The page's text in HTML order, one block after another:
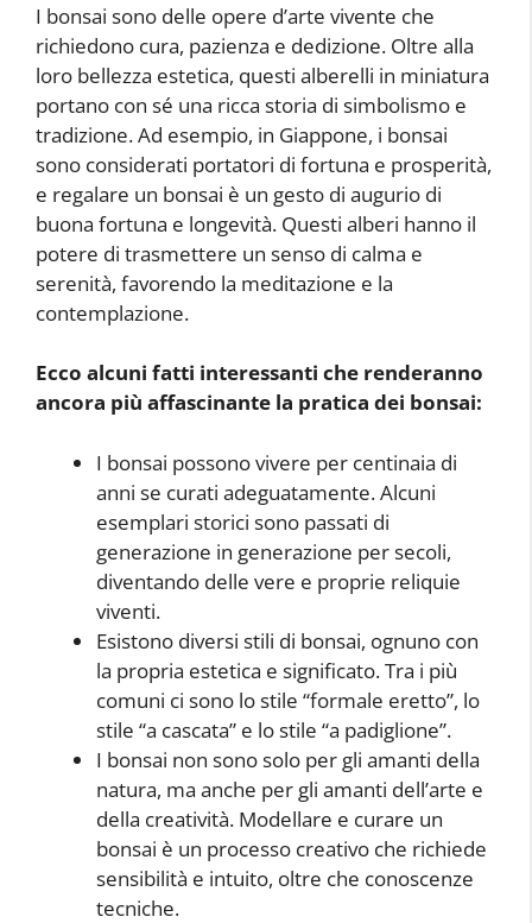
I bonsai sono delle opere d’arte vivente che
richiedono cura, pazienza e dedizione. Oltre alla
loro bellezza estetica, questi alberelli in miniatura
portano con sé una ricca storia di simbolismo e
tradizione. Ad esempio, in Giappone, i bonsai
sono considerati portatori di fortuna e prosperità,
e regalare un bonsai è un gesto di augurio di
buona fortuna e longevità. Questi alberi hanno il
potere di trasmettere un senso di calma e
serenità, favorendo la meditazione e la
contemplazione.
Ecco alcuni fatti interessanti che renderanno
ancora più affascinante la pratica dei bonsai:
I bonsai possono vivere per centinaia di
anni se curati adeguatamente. Alcuni
esemplari storici sono passati di
generazione in generazione per secoli,
diventando delle vere e proprie reliquie
viventi.
Esistono diversi stili di bonsai, ognuno con
la propria estetica e significato. Tra i più
comuni ci sono lo stile “formale eretto”, lo
stile “a cascata” e lo stile “a padiglione”.
I bonsai non sono solo per gli amanti della
natura, ma anche per gli amanti dell’arte e
della creatività. Modellare e curare un
bonsai è un processo creativo che richiede
sensibilità e intuito, oltre che conoscenze
tecniche.